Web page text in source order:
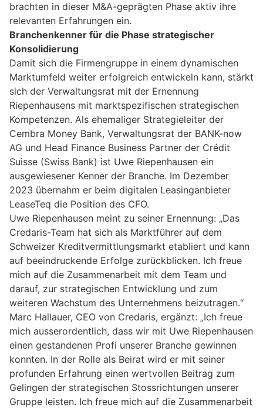
brachten in dieser M&A-geprägten Phase aktiv ihre
relevanten Erfahrungen ein.
Branchenkenner für die Phase strategischer
Konsolidierung
Damit sich die Firmengruppe in einem dynamischen
Marktumfeld weiter erfolgreich entwickeln kann, stärkt
sich der Verwaltungsrat mit der Ernennung
Riepenhausens mit marktspezifischen strategischen
Kompetenzen. Als ehemaliger Strategieleiter der
Cembra Money Bank, Verwaltungsrat der BANK-now
AG und Head Finance Business Partner der Crédit
Suisse (Swiss Bank) ist Uwe Riepenhausen ein
ausgewiesener Kenner der Branche. Im Dezember
2023 übernahm er beim digitalen Leasinganbieter
LeaseTeq die Position des CFO.
Uwe Riepenhausen meint zu seiner Ernennung: „Das
Credaris-Team hat sich als Marktführer auf dem
Schweizer Kreditvermittlungsmarkt etabliert und kann
auf beeindruckende Erfolge zurückblicken. Ich freue
mich auf die Zusammenarbeit mit dem Team und
darauf, zur strategischen Entwicklung und zum
weiteren Wachstum des Unternehmens beizutragen.“
Marc Hallauer, CEO von Credaris, ergänzt: „Ich freue
mich ausserordentlich, dass wir mit Uwe Riepenhausen
einen gestandenen Profi unserer Branche gewinnen
konnten. In der Rolle als Beirat wird er mit seiner
profunden Erfahrung einen wertvollen Beitrag zum
Gelingen der strategischen Stossrichtungen unserer
Gruppe leisten. Ich freue mich auf die Zusammenarbeit